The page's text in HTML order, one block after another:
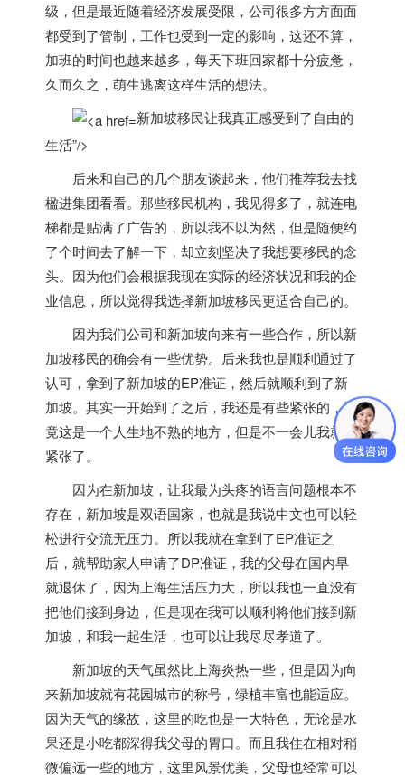
级，但是最近随着经济发展受限，公司很多方方面面
都受到了管制，工作也受到一定的影响，这还不算，
加班的时间也越来越多，每天下班回家都十分疲惫，
久而久之，萌生逃离这样生活的想法。
新加坡移民让我真正感受到了自由的
生活”/>
后来和自己的几个朋友谈起来，他们推荐我去找
楹进集团看看。那些移民机构，我见得多了，就连电
梯都是贴满了广告的，所以我不以为然，但是随便约
了个时间去了解一下，却立刻坚决了我想要移民的念
头。因为他们会根据我现在实际的经济状况和我的企
业信息，所以觉得我选择新加坡移民更适合自己的。
因为我们公司和新加坡向来有一些合作，所以新
加坡移民的确会有一些优势。后来我也是顺利通过了
认可，拿到了新加坡的EP准证，然后就顺利到了新
加坡。其实一开始到了之后，我还是有些紧张的，毕
竟这是一个人生地不熟的地方，但是不一会儿我就不
紧张了。
因为在新加坡 ，让我最为头疼的语言问题根本不
存在， 新加坡是双语国家，也就是我说中文也可以轻
松进行交流无压力。所以我就在拿到了EP准证之
后，就帮助家人申请了DP准证，我的父母在国内早
就退休了，因为上海生活压力大，所以我也一直没有
把他们接到身边，但是现在我可以顺利将他们接到新
加坡 ，和我一起生活，也可以让我尽尽孝道了。
新加坡的天气虽然比上海炎热一些，但是因为向
来新加坡就有花园城市的称号，绿植丰富也能适应。
因为天气的缘故，这里的吃也是一大特色，无论是水
果还是小吃都深得我父母的胃口。而且我住在相对稍
微偏远一些的地方，这里风景优美，父母也经常可以